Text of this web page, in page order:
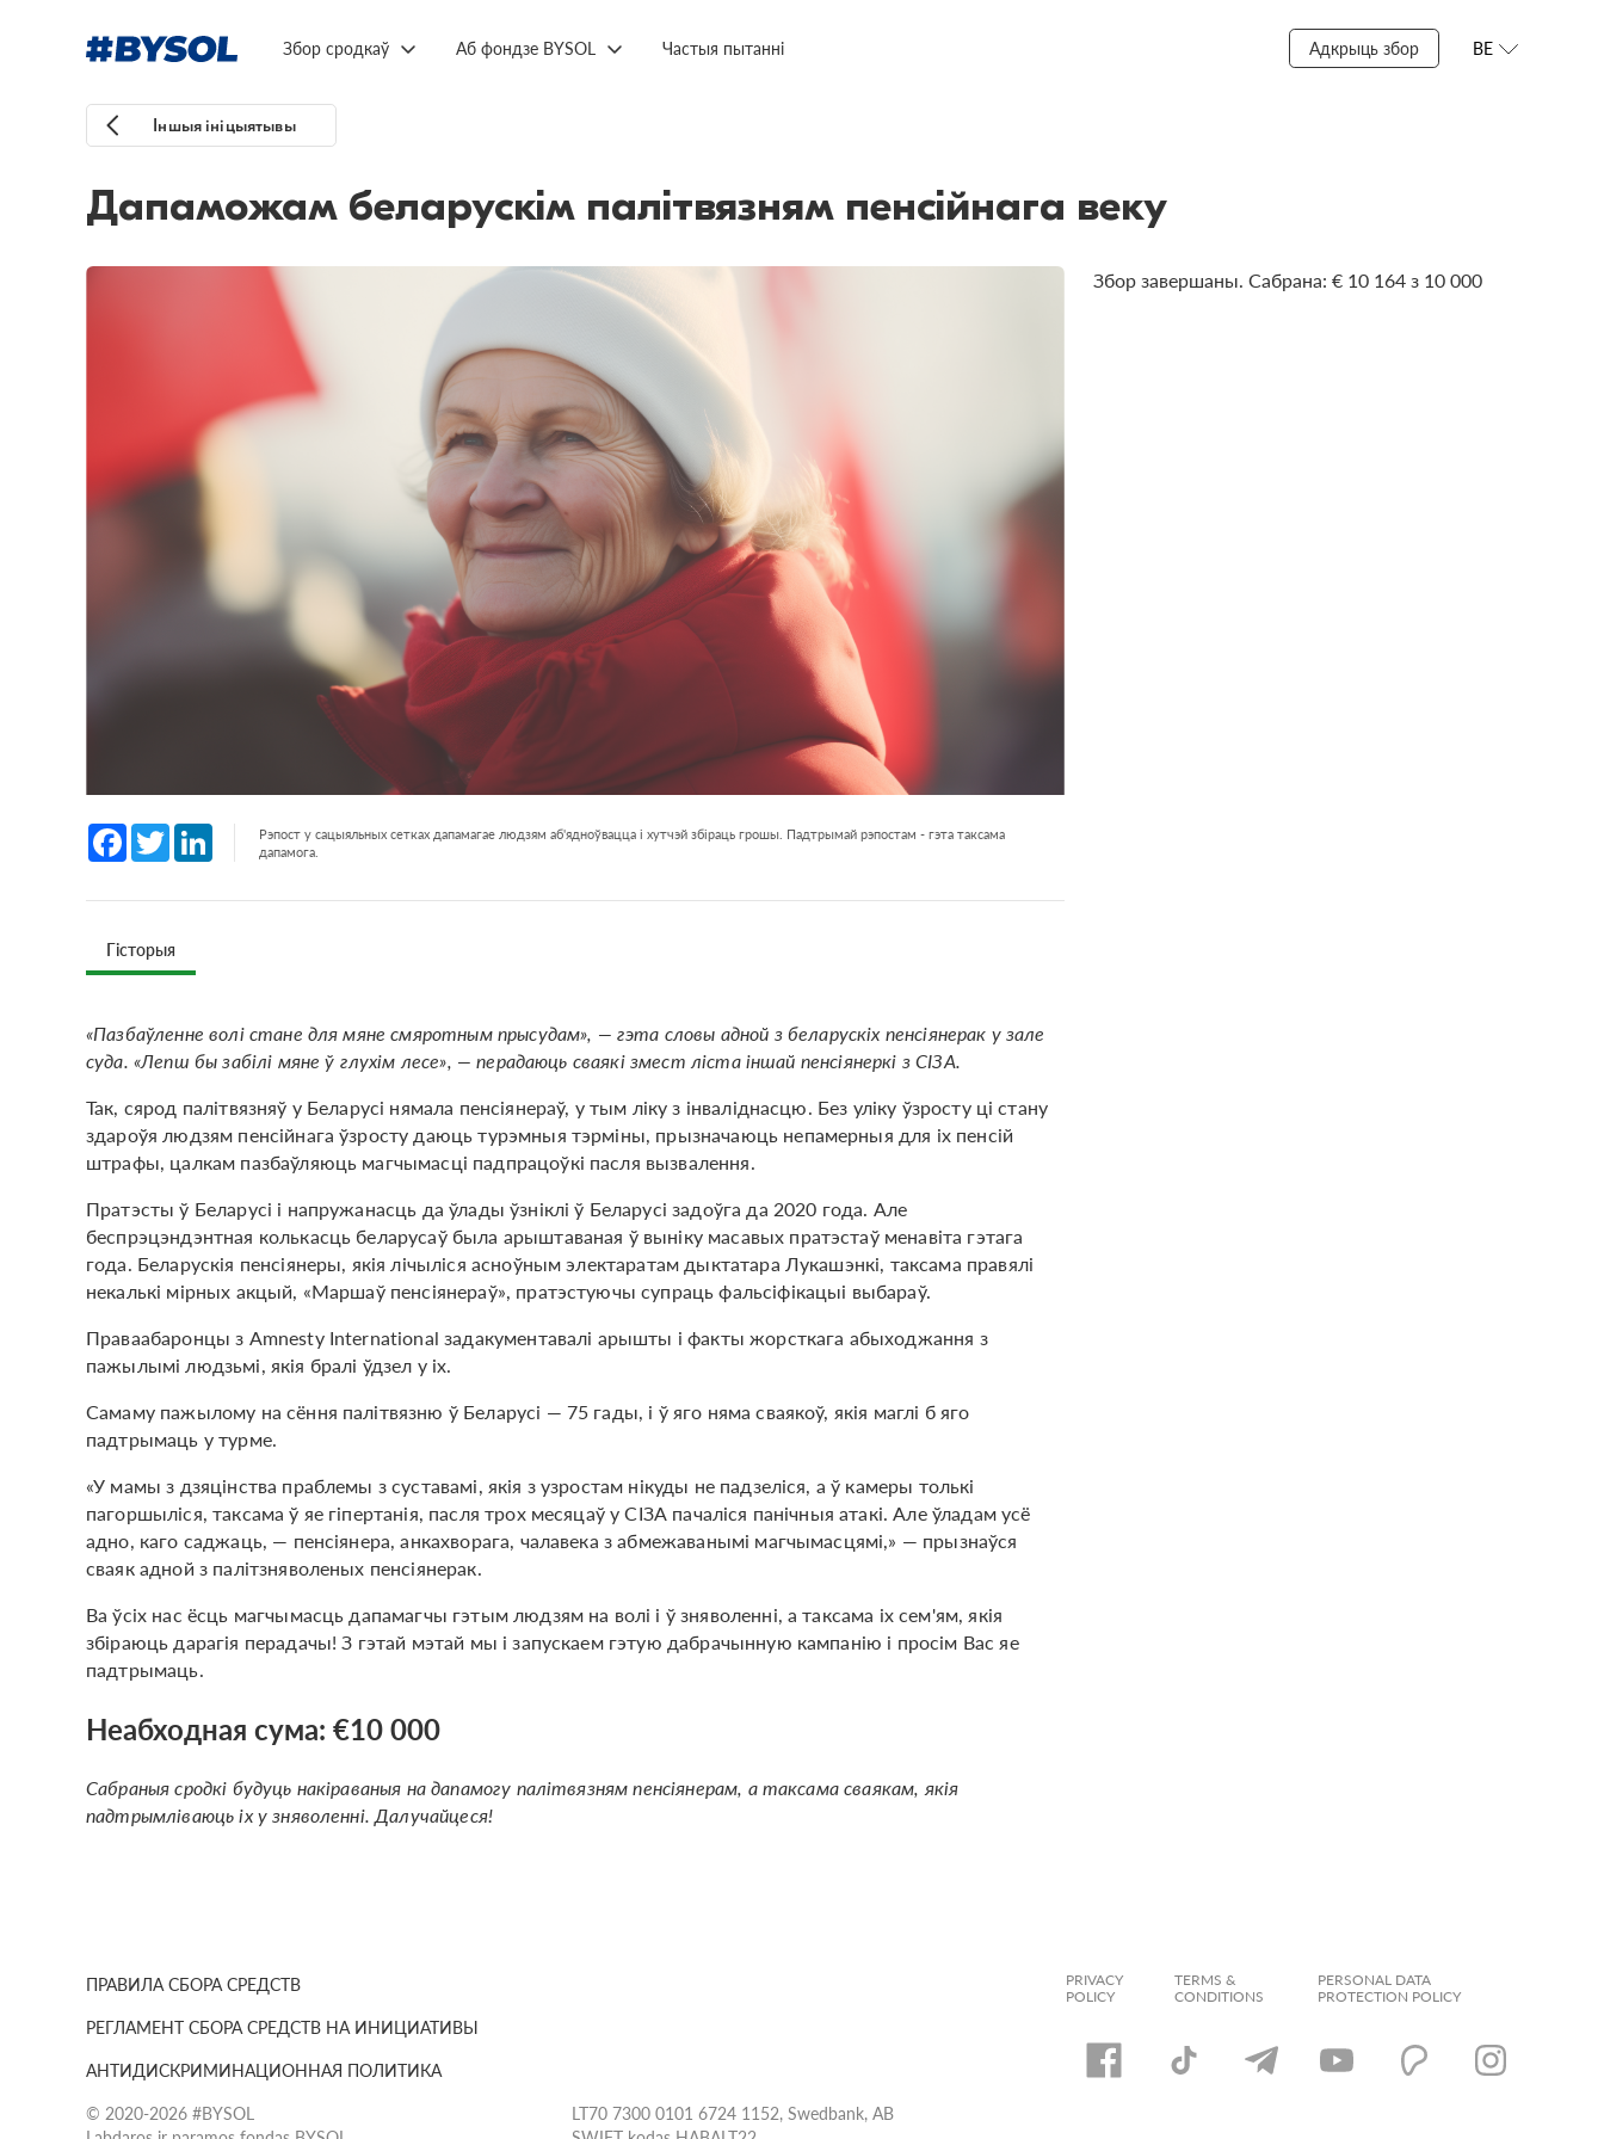
Збор сродкаў Аб фондзе BYSOL Частыя пытанні Адкрыць збор BE
Іншыя ініцыятывы
Дапаможам беларускім палітвязням пенсійнага веку
Facebook
Twitter LinkedInРэпост у сацыяльных сетках дапамагае людзям аб'ядноўвацца і хутчэй збіраць грошы. Падтрымай рэпостам - гэта таксама
дапамога.
Гісторыя
«Пазбаўленне волі стане для мяне смяротным прысудам», — гэта словы адной з беларускіх пенсіянерак у зале
суда. «Лепш бы забілі мяне ў глухім лесе», — перадаюць сваякі змест ліста іншай пенсіянеркі з СІЗА.
Так, сярод палітвязняў у Беларусі нямала пенсіянераў, у тым ліку з інваліднасцю. Без уліку ўзросту ці стану
здароўя людзям пенсійнага ўзросту даюць турэмныя тэрміны, прызначаюць непамерныя для іх пенсій
штрафы, цалкам пазбаўляюць магчымасці падпрацоўкі пасля вызвалення.
Пратэсты ў Беларусі і напружанасць да ўлады ўзніклі ў Беларусі задоўга да 2020 года. Але
беспрэцэндэнтная колькасць беларусаў была арыштаваная ў выніку масавых пратэстаў менавіта гэтага
года. Беларускія пенсіянеры, якія лічыліся асноўным электаратам дыктатара Лукашэнкі, таксама правялі
некалькі мірных акцый, «Маршаў пенсіянераў», пратэстуючы супраць фальсіфікацыі выбараў.
Праваабаронцы з Аmnesty International задакументавалі арышты і факты жорсткага абыходжання з
пажылымі людзьмі, якія бралі ўдзел у іх.
Самаму пажылому на сёння палітвязню ў Беларусі — 75 гады, і ў яго няма сваякоў, якія маглі б яго
падтрымаць у турме.
«У мамы з дзяцінства праблемы з суставамі, якія з узростам нікуды не падзеліся, а ў камеры толькі
пагоршыліся, таксама ў яе гіпертанія, пасля трох месяцаў у СІЗА пачаліся панічныя атакі. Але ўладам усё
адно, каго саджаць, — пенсіянера, анкахворага, чалавека з абмежаванымі магчымасцямі,» — прызнаўся
сваяк адной з палітзняволеных пенсіянерак.
Ва ўсіх нас ёсць магчымасць дапамагчы гэтым людзям на волі і ў зняволенні, а таксама іх сем'ям, якія
збіраюць дарагія перадачы! З гэтай мэтай мы і запускаем гэтую дабрачынную кампанію і просім Вас яе
падтрымаць.
Неабходная сума: €10 000
Сабраныя сродкі будуць накіраваныя на дапамогу палітвязням пенсіянерам, а таксама сваякам, якія
падтрымліваюць іх у зняволенні. Далучайцеся!
Збор завершаны. Сабрана: € 10 164 з 10 000
ПРАВИЛА СБОРА СРЕДСТВ
РЕГЛАМЕНТ СБОРА СРЕДСТВ НА ИНИЦИАТИВЫ
АНТИДИСКРИМИНАЦИОННАЯ ПОЛИТИКА
© 2020-2026 #BYSOL
LT70 7300 0101 6724 1152, Swedbank, AB
PRIVACY
POLICY
TERMS &
CONDITIONS
PERSONAL DATA
PROTECTION POLICY